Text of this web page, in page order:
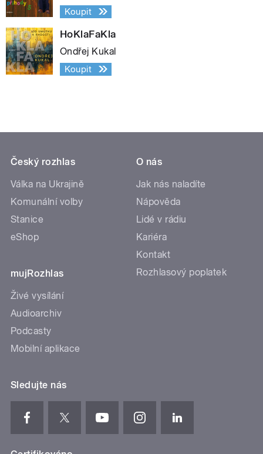
Koupit
HoKlaFaKla
Ondřej Kukal
Koupit
Český rozhlas
Válka na Ukrajině
Komunální volby
Stanice
eShop
mujRozhlas
Živé vysílání
Audioarchiv
Podcasty
Mobilní aplikace
O nás
Jak nás naladíte
Nápověda
Lidé v rádiu
Kariéra
Kontakt
Rozhlasový poplatek
Sledujte nás